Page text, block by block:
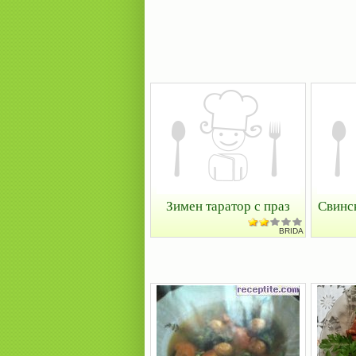
Зимен таратор с праз
BRIDA